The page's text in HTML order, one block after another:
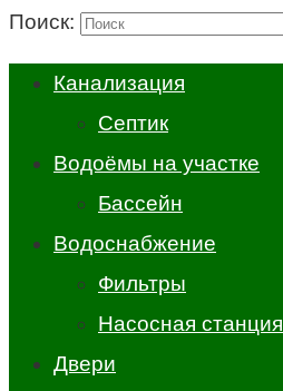
Поиск:
Канализация
Септик
Водоёмы на участке
Бассейн
Водоснабжение
Фильтры
Насосная станция
Двери